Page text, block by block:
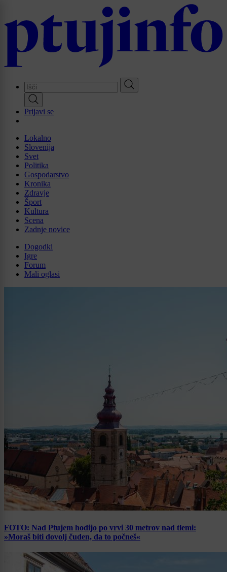
main
Prijavi se
Lokalno
Slovenija
Svet
Politika
Gospodarstvo
Kronika
Zdravje
Šport
Kultura
Scena
Zadnje novice
Dogodki
Igre
Forum
Mali oglasi
FOTO: Nad Ptujem hodijo po vrvi 30 metrov nad tlemi:
»Moraš biti dovolj čuden, da to počneš«